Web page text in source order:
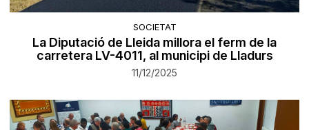
SOCIETAT
La Diputació de Lleida millora el ferm de la
carretera LV-4011, al municipi de Lladurs
11/12/2025